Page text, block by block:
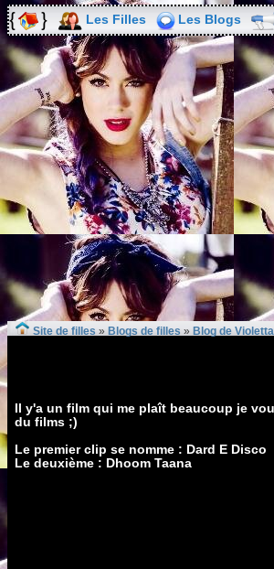
Les Filles Les Blogs
Site de filles » Blogs de filles » Blog de
Il y'a un film qui me plaît beaucoup je
du films ;)
Le premier clip se nomme : Dard E Disco
Le deuxième : Dhoom Taana